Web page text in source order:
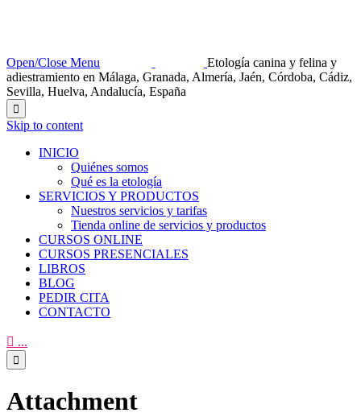
Open/Close Menu
Etología canina y felina y
adiestramiento en Málaga, Granada, Almería, Jaén, Córdoba, Cádiz,
Sevilla, Huelva, Andalucía, España

Skip to content
INICIO
Quiénes somos
Qué es la etología
SERVICIOS Y PRODUCTOS
Nuestros servicios y tarifas
Tienda online de servicios y productos
CURSOS ONLINE
CURSOS PRESENCIALES
LIBROS
BLOG
PEDIR CITA
CONTACTO
 ...

Attachment